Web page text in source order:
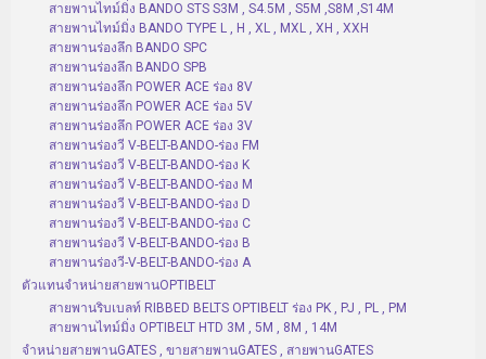
สายพานไทม์มิ่ง BANDO STS S3M , S4.5M , S5M ,S8M ,S14M
สายพานไทม์มิ่ง BANDO TYPE L , H , XL , MXL , XH , XXH
สายพานร่องลึก BANDO SPC
สายพานร่องลึก BANDO SPB
สายพานร่องลึก POWER ACE ร่อง 8V
สายพานร่องลึก POWER ACE ร่อง 5V
สายพานร่องลึก POWER ACE ร่อง 3V
สายพานร่องวี V-BELT-BANDO-ร่อง FM
สายพานร่องวี V-BELT-BANDO-ร่อง K
สายพานร่องวี V-BELT-BANDO-ร่อง M
สายพานร่องวี V-BELT-BANDO-ร่อง D
สายพานร่องวี V-BELT-BANDO-ร่อง C
สายพานร่องวี V-BELT-BANDO-ร่อง B
สายพานร่องวี-V-BELT-BANDO-ร่อง A
ตัวแทนจำหน่ายสายพานOPTIBELT
สายพานริบเบลท์ RIBBED BELTS OPTIBELT ร่อง PK , PJ , PL , PM
สายพานไทม์มิ่ง OPTIBELT HTD 3M , 5M , 8M , 14M
จำหน่ายสายพานGATES , ขายสายพานGATES , สายพานGATES